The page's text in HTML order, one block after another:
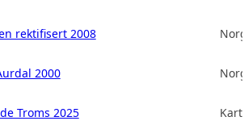
rektifisert 2008
2000
Troms 2025